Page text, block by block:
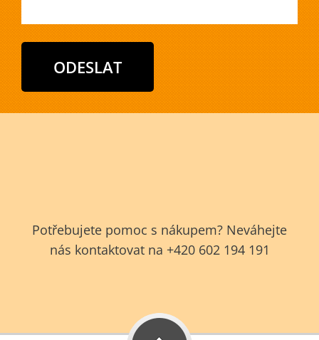
Potřebujete pomoc s nákupem? Neváhejte
nás kontaktovat na +420 602 194 191